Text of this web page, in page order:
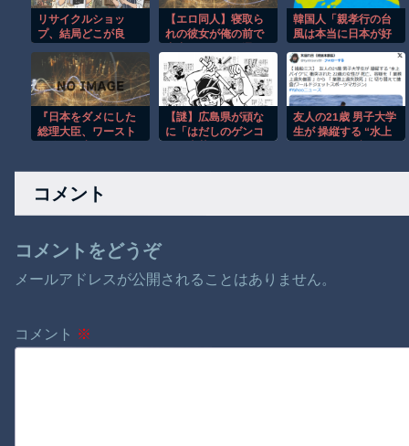
リサイクルショッ
プ、結局どこが良
【エロ同人】寝取ら
れの彼女が俺の前で
夜の支配と堕ちた関
係ｗ
韓国人「親孝行の台
風は本当に日本が好
『日本をダメにした
総理大臣、ワースト
の仕分けまでセルフ
に』ほか 8/7 ネタ
【謎】広島県が頑な
に「はだしのゲンコ
友人の21歳 男子大学
生が 操縦する “水上
コメント
コメントをどうぞ
メールアドレスが公開されることはありません。
コメント ※